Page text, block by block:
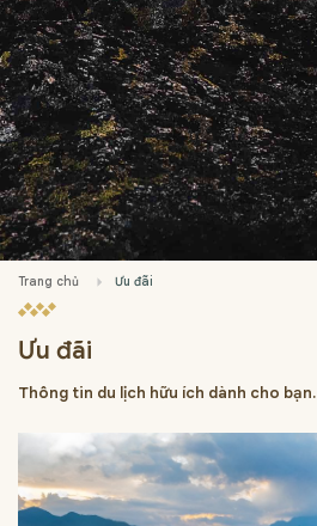
Trang chủ Ưu đãi
Ưu đãi
Thông tin du lịch hữu ích dành cho bạn.